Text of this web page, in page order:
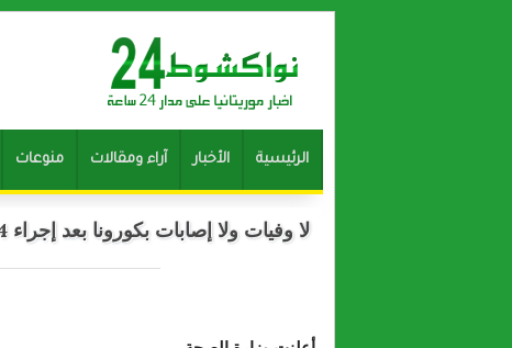
الرئيسية الأخبار آراء ومقالات منوعات
لا وفيات ولا إصابات بكورونا بعد إجراء 784 فحصا